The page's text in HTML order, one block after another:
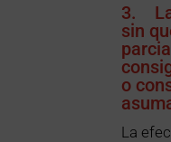
3. La
sin
o
La